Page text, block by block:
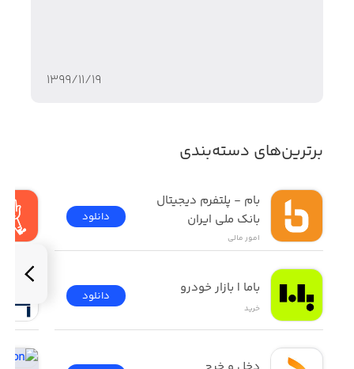
۱۳۹۹/۱۱/۱۹
برترین‌های دسته‌بندی
بانک ملی ایران
امور ‌مالی
دانلود
باما | بازار خودرو
خرید
دانلود